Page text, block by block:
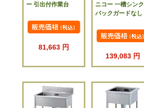
ー 引出付作業台
81,663 円
ニコー 一槽シンク
バックガードなし
139,083 円